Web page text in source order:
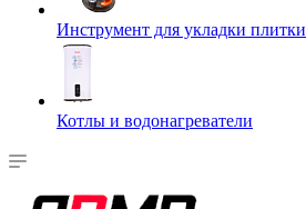
Инструмент для укладки плитки
Котлы и водонагреватели